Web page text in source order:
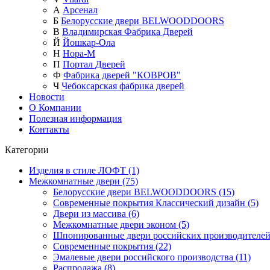
А Арсенал
Б Белорусские двери BELWOODDOORS
В Владимирская Фабрика Дверей
Й Йошкар-Ола
Н Нора-М
П Портал Дверей
Ф Фабрика дверей "КОВРОВ"
Ч Чебоксарская фабрика дверей
Новости
О Компании
Полезная информация
Контакты
Категории
Изделия в стиле ЛОФТ (1)
Межкомнатные двери (75)
Белорусские двери BELWOODDOORS (15)
Современные покрытия Классический дизайн (5)
Двери из массива (6)
Межкомнатные двери эконом (5)
Шпонированные двери российских
Современные покрытия (22)
Эмалевые двери российского производства (11)
Распродажа (8)